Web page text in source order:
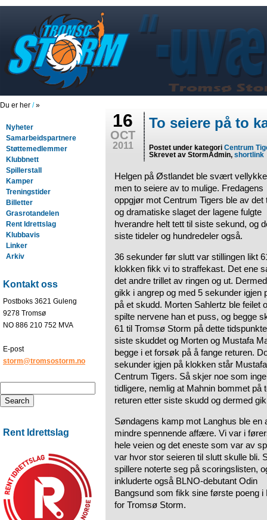
Du er her /»
Nyheter
Samarbeidspartnere
Støttemedlemmer
Klubbnett
Spillerstall
Kamper
Treningstider
Billetter
Grasrotandelen
Rent Idrettslag
Klubbavis
Linker
Arkiv
Kontakt oss
Postboks 3621 Guleng
9278 Tromsø
NO 886 210 752 MVA
E-post
storm@tromsostorm.no
Rent Idrettslag
16
OCT
2011
To seiere på to
Postet under kategoriCentrum
Skrevet av StormAdmin,shortlink
Helgen på Østlandet ble svært
men to seiere av to mulige. Fredagens
oppgjør mot Centrum Tigers ble av det
og dramatiske slaget der lagene fulgte
hverandre helt tett til siste sekund, og
siste tideler og hundredeler også.
36 sekunder før slutt var stillingen likt
klokken fikk vi to straffekast. Det ene
det andre trillet av ringen og ut.
gikk i angrep og med 5 sekunder igjen
på et skudd. Morten Sahlertz ble
spilte nervene han et puss, og begge
61 til Tromsø Storm på dette
siste skuddet og Morten og Mustafa
begge i et forsøk på å fange returen.
sekunder igjen på klokken står
Centrum Tigers. Så skjer noe som
tidligere, nemlig at Mahnin bommet
returen etter siste skudd og dermed
Søndagens kamp mot Langhus ble en
mindre spennende affære. Vi var i
hele veien og det eneste som var av
var hvor stor seieren til slutt skulle bli.
spillere noterte seg på scoringslisten,
inkluderte også BLNO-debutant Odin
Bangsund som fikk sine første poeng i
for Tromsø Storm.